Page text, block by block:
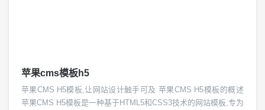
苹果cms模板h5
苹果CMS H5模板,让网站设计触手可及 苹果CMS H5模板的概述
苹果CMS H5模板是一种基于HTML5和CSS3技术的网站模板,专为